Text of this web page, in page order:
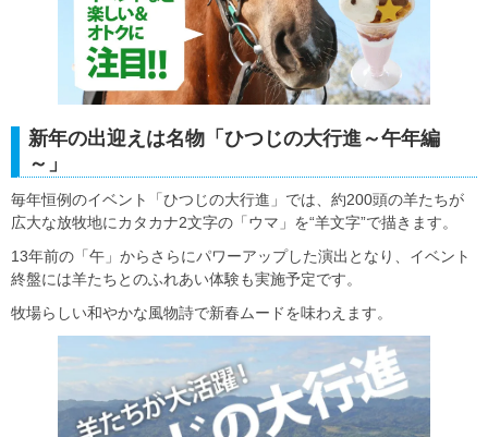
新年の出迎えは名物「ひつじの大行進～午年編
～」
毎年恒例のイベント「ひつじの大行進」では、約200頭の羊たちが
広大な放牧地にカタカナ2文字の「ウマ」を“羊文字”で描きます。
13年前の「午」からさらにパワーアップした演出となり、イベント
終盤には羊たちとのふれあい体験も実施予定です。
牧場らしい和やかな風物詩で新春ムードを味わえます。